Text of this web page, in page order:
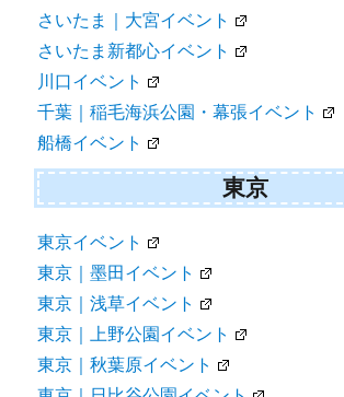
さいたま｜大宮イベント
さいたま新都心イベント
川口イベント
千葉｜稲毛海浜公園・幕張イベント
船橋イベント
東京
東京イベント
東京｜墨田イベント
東京｜浅草イベント
東京｜上野公園イベント
東京｜秋葉原イベント